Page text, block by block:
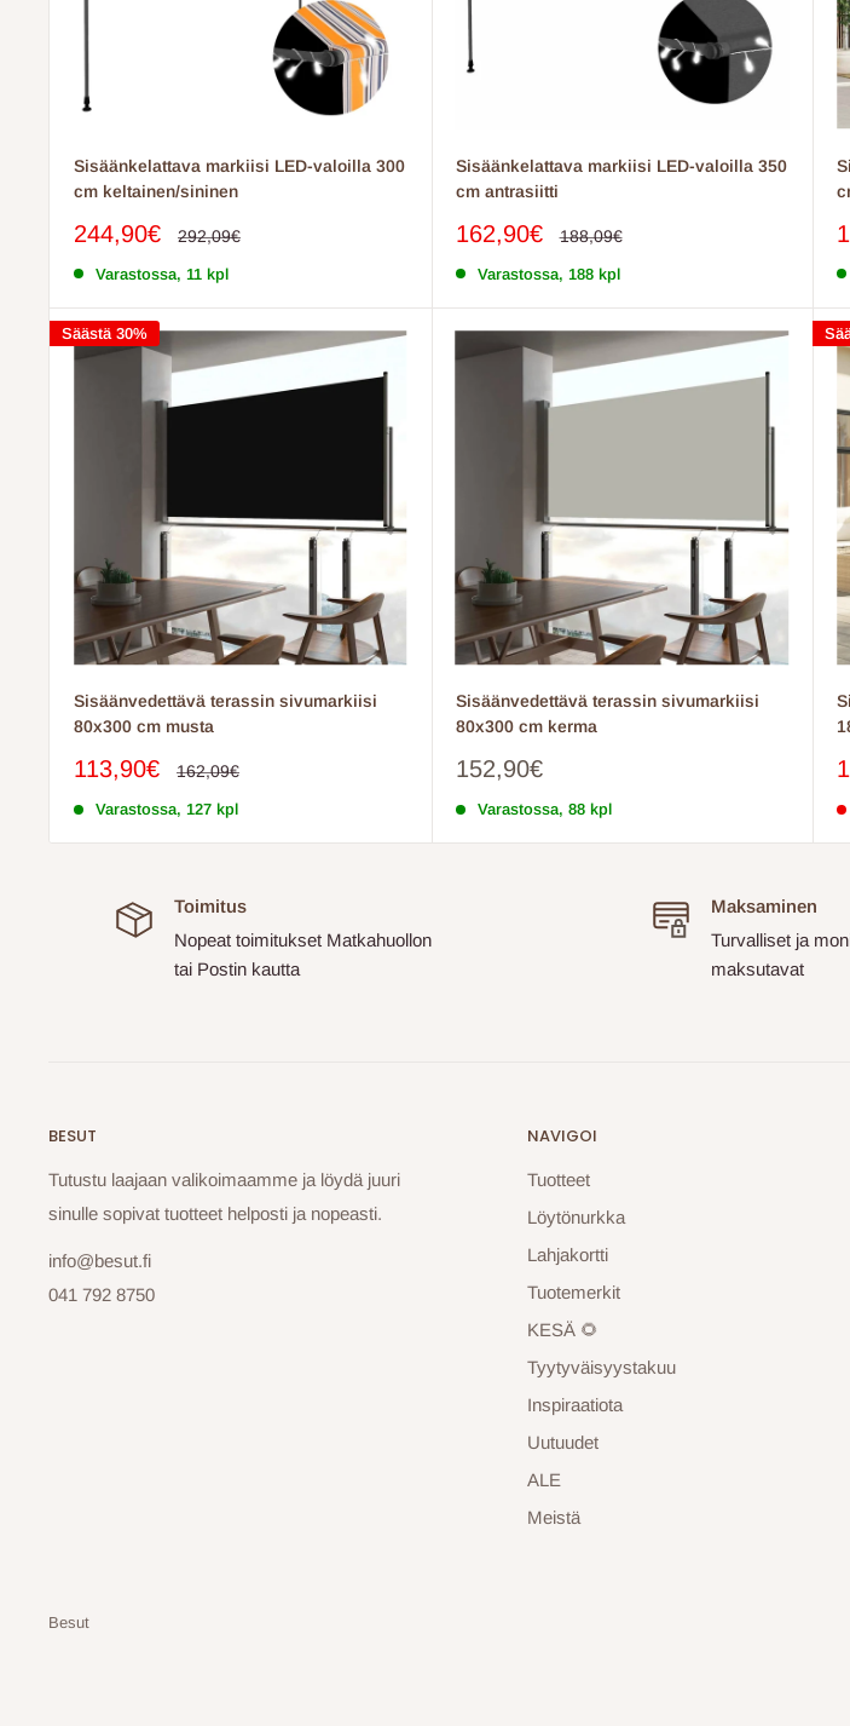
Sisäänkelattava markiisi LED-valoilla 300
cm keltainen/sininen
Myyntihinta
244,90€ Normaalihinta
292,09€
Varastossa, 11 kpl
Sisäänkelattava markiisi LED-valoilla 350
cm antrasiitti
Myyntihinta
162,90€ Normaalihinta
188,09€
Varastossa, 188 kpl
Säästä 30%
Sisäänvedettävä terassin sivumarkiisi
80x300 cm musta
Myyntihinta
113,90€ Normaalihinta
162,09€
Varastossa, 127 kpl
Sisäänvedettävä terassin sivumarkiisi
80x300 cm kerma
Myyntihinta
152,90€
Varastossa, 88 kpl
Toimitus
Nopeat toimitukset Matkahuollon
tai Postin kautta
Maksaminen
Turvalliset ja
maksutavat
BESUT
Tutustu laajaan valikoimaamme ja löydä juuri
sinulle sopivat tuotteet helposti ja nopeasti.
info@besut.fi
041 792 8750
NAVIGOI
Tuotteet
Löytönurkka
Lahjakortti
Tuotemerkit
KESÄ 🌻
Tyytyväisyystakuu
Inspiraatiota
Uutuudet
ALE
Meistä
Besut